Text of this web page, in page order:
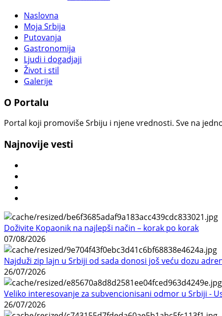
Naslovna
Moja Srbija
Putovanja
Gastronomija
Ljudi i dogadjaji
Život i stil
Galerije
O Portalu
Portal koji promoviše Srbiju i njene vrednosti. Sve na
Najnovije vesti
Doživite Kopaonik na najlepši način – korak po korak
07/08/2026
Najduži zip lajn u Srbiji od sada donosi još veću dozu
26/07/2026
Veliko interesovanje za subvencionisani odmor u Srbiji -
26/07/2026